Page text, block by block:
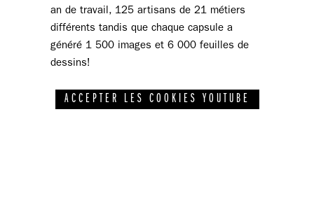
an de travail, 125 artisans de 21 métiers
différents tandis que chaque capsule a
généré 1 500 images et 6 000 feuilles de
dessins!
ACCEPTER LES COOKIES YOUTUBE